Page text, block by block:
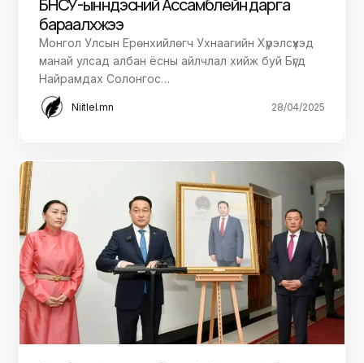
бараалхжээ
Монгол Улсын Ерөнхийлөгч Ухнаагийн Хүрэлсүхэд
манай улсад албан ёсны айлчлал хийж буй Бүгд
Найрамдах Солонгос…
Niitlel.mn 28/04/2025